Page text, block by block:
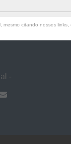
citando nossos
-